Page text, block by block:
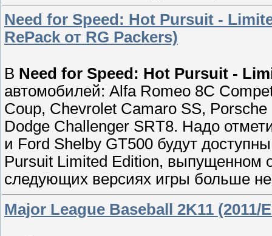
Need for Speed: Hot Pursuit -
RePack от RG Packers)
В Need for Speed: Hot Pursuit -
автомобилей: Alfa Romeo 8C
Coup, Chevrolet Camaro SS,
Dodge Challenger SRT8. Надо
и Ford Shelby GT500 будут
Pursuit Limited Edition, выпущенном
следующих версиях игры больше
Major League Baseball 2K11 (2011/